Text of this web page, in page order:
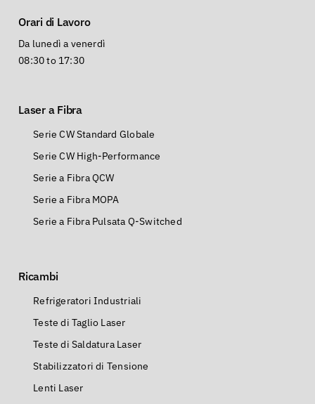
Orari di Lavoro
Da lunedì a venerdì
08:30 to 17:30
Laser a Fibra
Serie CW Standard Globale
Serie CW High-Performance
Serie a Fibra QCW
Serie a Fibra MOPA
Serie a Fibra Pulsata Q-Switched
Ricambi
Refrigeratori Industriali
Teste di Taglio Laser
Teste di Saldatura Laser
Stabilizzatori di Tensione
Lenti Laser